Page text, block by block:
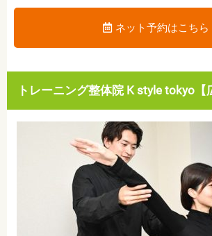
ネット予約はこちら
トレーニング整体院 K style tokyo【